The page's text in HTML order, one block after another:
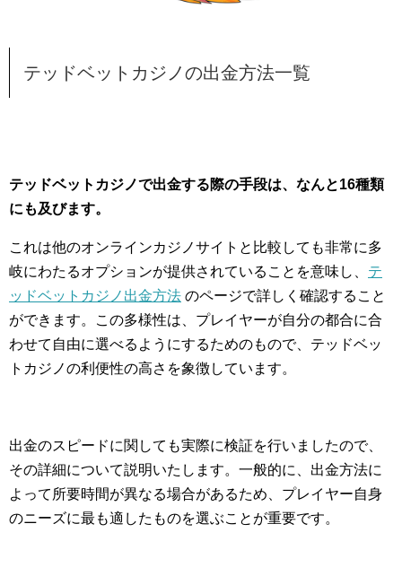
テッドベットカジノの出金方法一覧
テッドベットカジノで出金する際の手段は、なんと16種類
にも及びます。
これは他のオンラインカジノサイトと比較しても非常に多
岐にわたるオプションが提供されていることを意味し、 テ
ッドベットカジノ出金方法 のページで詳しく確認すること
ができます。この多様性は、プレイヤーが自分の都合に合
わせて自由に選べるようにするためのもので、テッドベッ
トカジノの利便性の高さを象徴しています。
出金のスピードに関しても実際に検証を行いましたので、
その詳細について説明いたします。一般的に、出金方法に
よって所要時間が異なる場合があるため、プレイヤー自身
のニーズに最も適したものを選ぶことが重要です。